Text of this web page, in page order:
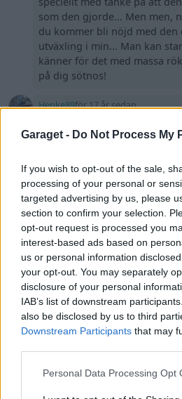
Garaget - Do Not Process My
If you wish to opt-out of the sale,
processing of your personal or
targeted advertising by us, please
section to confirm your selection.
opt-out request is processed you
interest-based ads based on
us or personal information
your opt-out. You may separately
disclosure of your personal
IAB’s list of downstream
also be disclosed by us to third
Downstream Participants that may
Personal Data Processing Opt
som den gjorde... Men men,
du kommer bli nöjd med den
utväxling i min... Man kan
känner för det med massa
på dig sötnos!
Henke89för 17 år sedan
tackar. Är ju alltid lite
fixas i vinter =)
-Snowman-för 17 år sedan
om man står och tomvarvar
ca 5000 så blödrar den, och
några sek blödrar den
och går bra, ibland går den
och ibland på fler. så har
var nått med grundmappen
mappa gick den fint till 6500
plötsligt började den rycka
effekt, och nu har ja kollat de
fel. har inte fått tag på
vara, återstår väll bara